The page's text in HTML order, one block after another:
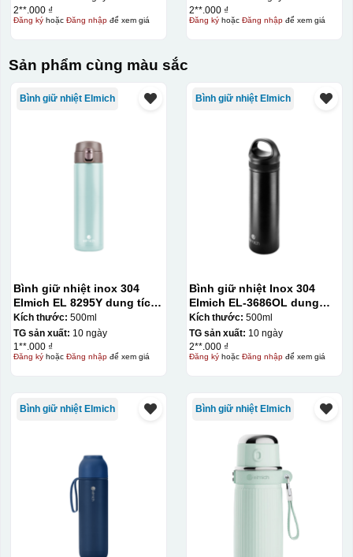
2**.000 ₫
Đăng kýhoặc Đăng nhậpđể xem giá
2**.000 ₫
Đăng kýhoặc Đăng nhậpđể xem giá
Sản phẩm cùng màu sắc
Bình giữ nhiệt Elmich
Bình giữ nhiệt inox 304
Elmich EL 8295Y dung tích
500ml
Kích thước: 500ml
TG sản xuất: 10 ngày
1**.000 ₫
Đăng kýhoặc Đăng nhậpđể xem giá
Bình giữ nhiệt Elmich
Bình giữ nhiệt Inox 304
Elmich EL-3686OL dung
tích 500ml
Kích thước: 500ml
TG sản xuất: 10 ngày
2**.000 ₫
Đăng kýhoặc Đăng nhậpđể xem giá
Bình giữ nhiệt Elmich Bình giữ nhiệt Elmich